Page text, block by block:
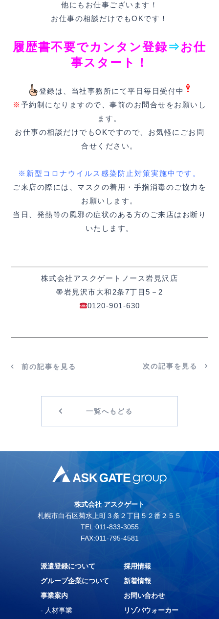
他にもお仕事ございます！
お仕事の相談だけでもOKです！
履歴書不要でカンタン登録⇒お仕
事スタート！
登録は、当社事務所にて平日毎日受付中
※ 予約制になりますので、事前のお問合せをお願いし
ます。
お仕事の相談だけでもOKですので、お気軽にごお問
合せください。
※新型コロナウイルス感染防止対策実施中です。
ご来店の際には、マスクの着用・手指消毒のご協力を
お願いします。
当日、発熱等の風邪の症状のある方のご来店はお断り
いたします。
株式会社アスクゲートノース岩見沢店
〠岩見沢市大和2条7丁目5－2
0120‐901‐630
前の記事を見る 次の記事を見る
一覧へもどる
株式会社 アスクゲート
札幌市白石区菊水上町３条２丁目５２番２５５
TEL:011-833-3055
FAX:011-795-4581
派遣登録について
グループ企業について
事業案内
- 人材事業
採用情報
新着情報
お問い合わせ
リゾバウォーカー